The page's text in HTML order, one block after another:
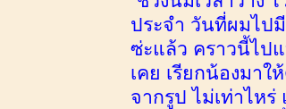
ประจำ วันที่ผมไป
ซ่ะแล้ว คราวนี้ไป
เคย เรียกน้องมา
จากรูป ไม่เท่าไห